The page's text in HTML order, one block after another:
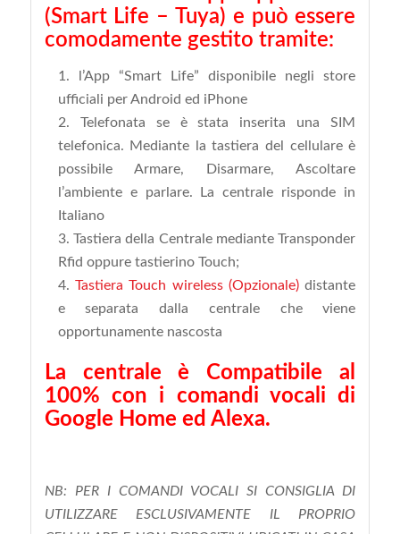
(Smart Life – Tuya) e può essere
comodamente gestito tramite:
l’App “Smart Life” disponibile negli store
ufficiali per Android ed iPhone
Telefonata se è stata inserita una SIM
telefonica. Mediante la tastiera del cellulare è
possibile Armare, Disarmare, Ascoltare
l’ambiente e parlare. La centrale risponde in
Italiano
Tastiera della Centrale mediante Transponder
Rfid oppure tastierino Touch;
Tastiera Touch wireless (Opzionale) distante
e separata dalla centrale che viene
opportunamente nascosta
La centrale è Compatibile al
100% con i comandi vocali di
Google Home ed Alexa.
NB: PER I COMANDI VOCALI SI CONSIGLIA DI
UTILIZZARE ESCLUSIVAMENTE IL PROPRIO